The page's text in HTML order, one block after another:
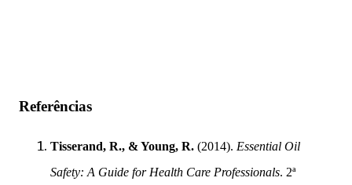
Referências
Tisserand, R., & Young, R. (2014). Essential Oil
Safety: A Guide for Health Care Professionals. 2ª